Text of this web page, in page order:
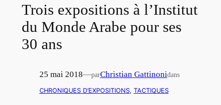
Trois expositions à l’Institut
du Monde Arabe pour ses
30 ans
25 mai 2018—parChristian Gattinonidans
CHRONIQUES D’EXPOSITIONS, TACTIQUES